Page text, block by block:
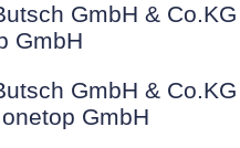
GmbH &
GmbH
GmbH &
GmbH